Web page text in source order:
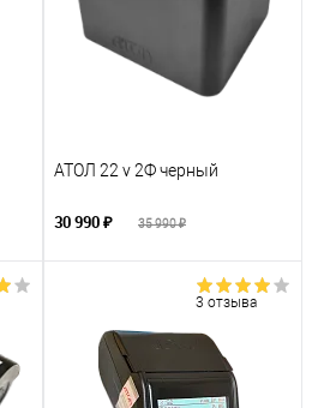
АТОЛ 22 v 2Ф черный
30 990 ₽ 35 990 ₽
3 отзыва